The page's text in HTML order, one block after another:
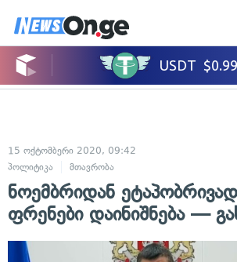
15 ოქტომბერი 2020, 09:42
პოლიტიკა
მთავრობა
ნოემბრიდან
ფრენები დაინიშნება —